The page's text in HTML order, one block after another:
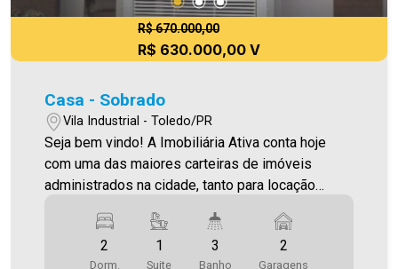
R$ 670.000,00
R$ 630.000,00 V
Casa - Sobrado
Vila Industrial - Toledo/PR
Seja bem vindo! A Imobiliária Ativa conta hoje
com uma das maiores carteiras de imóveis
administrados na cidade, tanto para locação
opções! Sobrado Localizada na Vila Industrial. O
Imóvel conta com: - Sala de Estar/Sala de jantar -
2
Dorm.
1
Suite
3
Banho
2
Garagens